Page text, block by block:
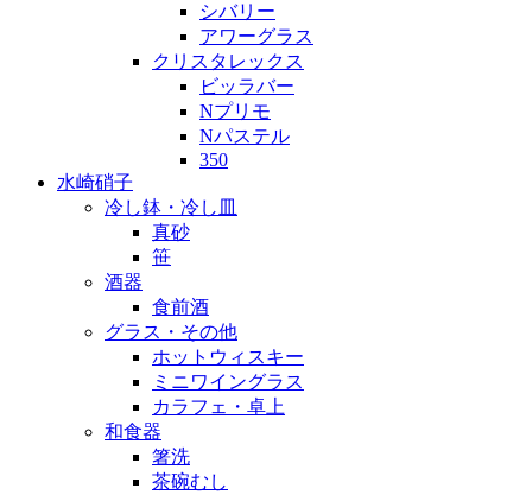
シバリー
アワーグラス
クリスタレックス
ビッラバー
Nプリモ
Nパステル
350
水崎硝子
冷し鉢・冷し皿
真砂
笹
酒器
食前酒
グラス・その他
ホットウィスキー
ミニワイングラス
カラフェ・卓上
和食器
箸洗
茶碗むし